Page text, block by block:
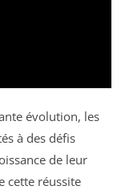
évolution, les
à des défis
de leur
cette réussite